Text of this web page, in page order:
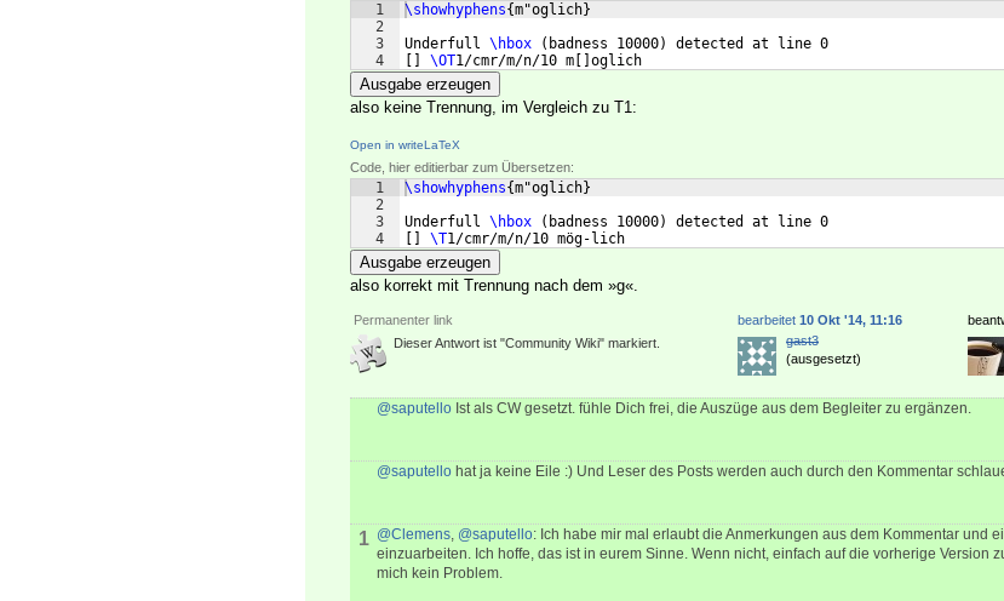
1
2
3
4
\showhyphens{m"oglich}
Underfull \hbox ( badness 10000)
detected at line 0
\OT1/cmr/m/n/10 m oglich
Ausgabe erzeugen
also keine Trennung, im Vergleich zu T1:
Open in writeLaTeX
Code, hier editierbar zum Übersetzen:
1
2
3
4
\showhyphens{m"oglich}
Underfull \hbox ( badness 10000)
detected at line 0
\T1/cmr/m/n/10 mög-lich
Ausgabe erzeugen
also korrekt mit Trennung nach dem »g«.
Permanenter link
Dieser Antwort ist "Community Wiki" markiert.
bearbeitet 10 Okt '14, 11:16
gast3
(ausgesetzt)
@saputello Ist als CW gesetzt. fühle Dich frei, die Auszüge aus dem Begleiter zu ergänzen.
@saputello hat ja keine Eile :) Und Leser des Posts werden auch durch den Kommentar
1 @Clemens, @saputello: Ich habe mir mal erlaubt die Anmerkungen aus dem Kommentar und
einzuarbeiten. Ich hoffe, das ist in eurem Sinne. Wenn nicht, einfach auf die vorherige Version
mich kein Problem.